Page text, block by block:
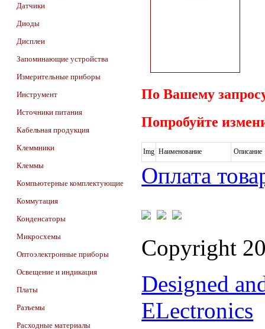
Датчики
Диоды
Дисплеи
Запоминающие устройства
Измерительные приборы
Инструмент
Источники питания
Кабельная продукция
Клеммники
Клеммы
Компьютерные комплектующие
Коммутация
Конденсаторы
Микросхемы
Оптоэлектронные приборы
Освещение и индикация
Платы
Разъемы
Расходные материалы
По Вашему
Попробуйте
Img Наименование Описание
Оплата
Copyright
Designed
ELectronics